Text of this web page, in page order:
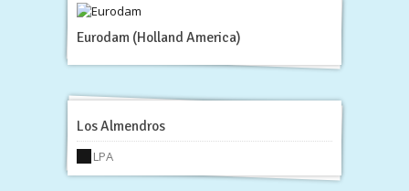
Eurodam (Holland America)
Los Almendros
LPA